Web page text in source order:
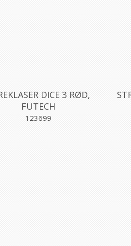
DICE 3 RØD,
FUTECH
123699